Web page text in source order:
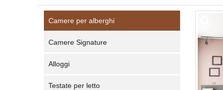
Camere per alberghi
Camere Signature
Alloggi
Testate per letto